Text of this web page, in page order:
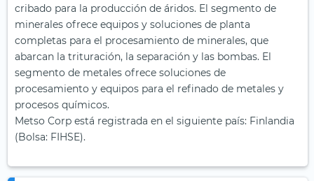
cribado para la producción de áridos. El segmento de
minerales ofrece equipos y soluciones de planta
completas para el procesamiento de minerales, que
abarcan la trituración, la separación y las bombas. El
segmento de metales ofrece soluciones de
procesamiento y equipos para el refinado de metales y
procesos químicos.
Metso Corp está registrada en el siguiente país: Finlandia
(Bolsa: FIHSE).